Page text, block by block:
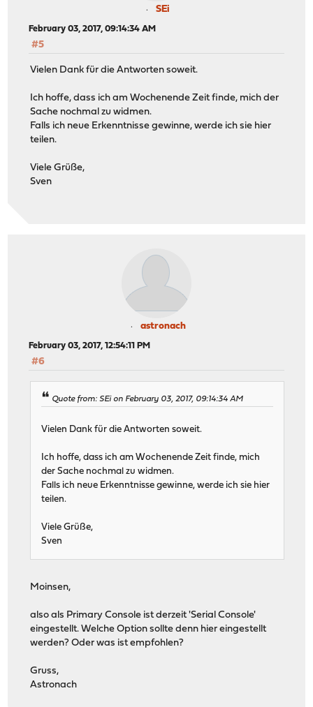
SEi
February 03, 2017, 09:14:34 AM
#5
Vielen Dank für die Antworten soweit.
Ich hoffe, dass ich am Wochenende Zeit finde, mich der
Sache nochmal zu widmen.
Falls ich neue Erkenntnisse gewinne, werde ich sie hier
teilen.
Viele Grüße,
Sven
astronach
February 03, 2017, 12:54:11 PM
#6
Quote from: SEi on February 03, 2017, 09:14:34 AM
Vielen Dank für die Antworten soweit.
Ich hoffe, dass ich am Wochenende Zeit finde, mich
der Sache nochmal zu widmen.
Falls ich neue Erkenntnisse gewinne, werde ich sie hier
teilen.
Viele Grüße,
Sven
Moinsen,
also als Primary Console ist derzeit 'Serial Console'
eingestellt. Welche Option sollte denn hier eingestellt
werden? Oder was ist empfohlen?
Gruss,
Astronach